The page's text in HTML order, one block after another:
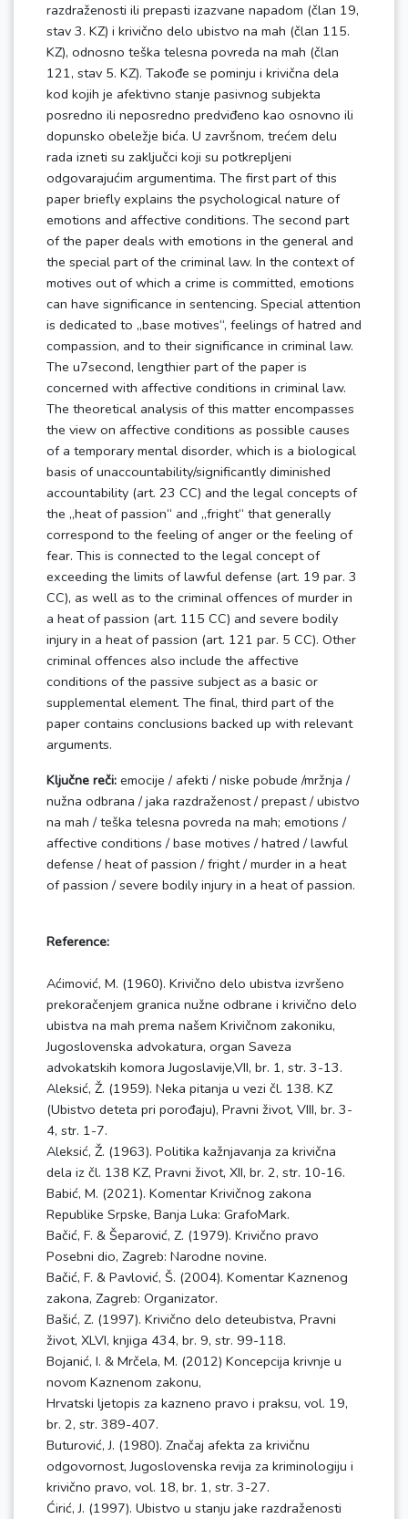
razdraženosti ili prepasti izazvane napadom (član 19,
stav 3. KZ) i krivično delo ubistvo na mah (član 115.
KZ), odnosno teška telesna povreda na mah (član
121, stav 5. KZ). Takođe se pominju i krivična dela
kod kojih je afektivno stanje pasivnog subjekta
posredno ili neposredno predviđeno kao osnovno ili
dopunsko obeležje bića. U završnom, trećem delu
rada izneti su zaključci koji su potkrepljeni
odgovarajućim argumentima. The first part of this
paper briefly explains the psychological nature of
emotions and affective conditions. The second part
of the paper deals with emotions in the general and
the special part of the criminal law. In the context of
motives out of which a crime is committed, emotions
can have significance in sentencing. Special attention
is dedicated to „base motives“, feelings of hatred and
compassion, and to their significance in criminal law.
The u7second, lengthier part of the paper is
concerned with affective conditions in criminal law.
The theoretical analysis of this matter encompasses
the view on affective conditions as possible causes
of a temporary mental disorder, which is a biological
basis of unaccountability/significantly diminished
accountability (art. 23 CC) and the legal concepts of
the „heat of passion“ and „fright“ that generally
correspond to the feeling of anger or the feeling of
fear. This is connected to the legal concept of
exceeding the limits of lawful defense (art. 19 par. 3
CC), as well as to the criminal offences of murder in
a heat of passion (art. 115 CC) and severe bodily
injury in a heat of passion (art. 121 par. 5 CC). Other
criminal offences also include the affective
conditions of the passive subject as a basic or
supplemental element. The final, third part of the
paper contains conclusions backed up with relevant
arguments.
Ključne reči: emocije / afekti / niske pobude /mržnja /
nužna odbrana / jaka razdraženost / prepast / ubistvo
na mah / teška telesna povreda na mah; emotions /
affective conditions / base motives / hatred / lawful
defense / heat of passion / fright / murder in a heat
of passion / severe bodily injury in a heat of passion.
Reference:
Aćimović, M. (1960). Krivično delo ubistva izvršeno
prekoračenjem granica nužne odbrane i krivično delo
ubistva na mah prema našem Krivičnom zakoniku,
Jugoslovenska advokatura, organ Saveza
advokatskih komora Jugoslavije,VII, br. 1, str. 3-13.
Aleksić, Ž. (1959). Neka pitanja u vezi čl. 138. KZ
(Ubistvo deteta pri porođaju), Pravni život, VIII, br. 3-
4, str. 1-7.
Aleksić, Ž. (1963). Politika kažnjavanja za krivična
dela iz čl. 138 KZ, Pravni život, XII, br. 2, str. 10-16.
Babić, M. (2021). Komentar Krivičnog zakona
Republike Srpske, Banja Luka: GrafoMark.
Bačić, F. & Šeparović, Z. (1979). Krivično pravo
Posebni dio, Zagreb: Narodne novine.
Bačić, F. & Pavlović, Š. (2004). Komentar Kaznenog
zakona, Zagreb: Organizator.
Bašić, Z. (1997). Krivično delo deteubistva, Pravni
život, XLVI, knjiga 434, br. 9, str. 99-118.
Bojanić, I. & Mrčela, M. (2012) Koncepcija krivnje u
novom Kaznenom zakonu,
Hrvatski ljetopis za kazneno pravo i praksu, vol. 19,
br. 2, str. 389-407.
Buturović, J. (1980). Značaj afekta za krivičnu
odgovornost, Jugoslovenska revija za kriminologiju i
krivično pravo, vol. 18, br. 1, str. 3-27.
Ćirić, J. (1997). Ubistvo u stanju jake razdraženosti